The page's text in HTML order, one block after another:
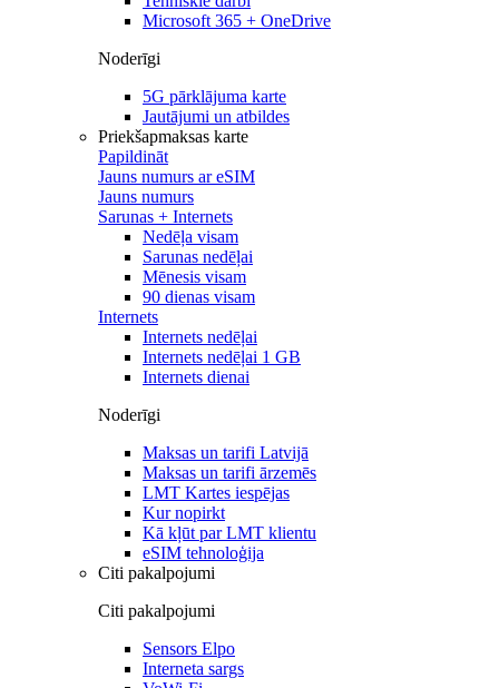
Microsoft 365 + OneDrive
Noderīgi
5G pārklājuma karte
Jautājumi un atbildes
Priekšapmaksas karte
Papildināt
Jauns numurs ar eSIM
Jauns numurs
Sarunas + Internets
Nedēļa visam
Sarunas nedēļai
Mēnesis visam
90 dienas visam
Internets
Internets nedēļai
Internets nedēļai 1 GB
Internets dienai
Noderīgi
Maksas un tarifi Latvijā
Maksas un tarifi ārzemēs
LMT Kartes iespējas
Kur nopirkt
Kā kļūt par LMT klientu
eSIM tehnoloģija
Citi pakalpojumi
Citi pakalpojumi
Sensors Elpo
Interneta sargs